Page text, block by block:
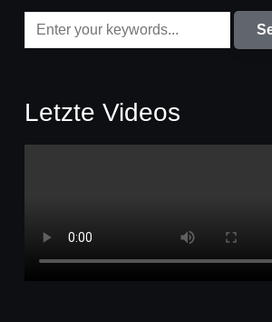
Letzte Videos